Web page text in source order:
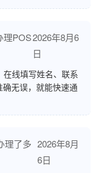
理POS2026年8月6
日
线填写姓名、联系
无误，就能快速通
理了多 2026年8月
6日